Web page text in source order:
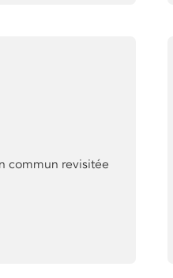
commun revisitée